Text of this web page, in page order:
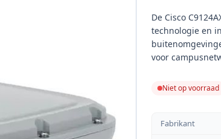
De Cisco
technologie en
voor
Niet op voorraad
Fabrikant